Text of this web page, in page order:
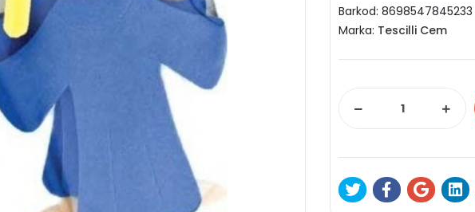
Barkod: 8698547845233
Marka: Tescilli Cem